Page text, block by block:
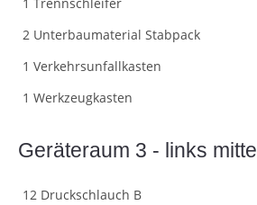
2 Unterbaumaterial Stabpack
1 Verkehrsunfallkasten
1 Werkzeugkasten
Geräteraum 3 - links mitte
12 Druckschlauch B